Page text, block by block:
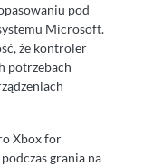
pod
Microsoft.
że kontroler
potrzebach
Xbox for
grania na